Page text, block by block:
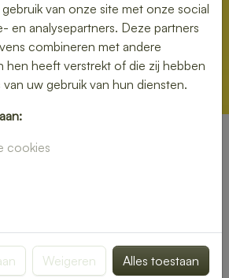
in Limburg
en snel. Of u nu thuis bent, op
lunch op locatie. Van ambachtelijk
van onze site met onze social
en analysepartners. Deze partners
combineren met andere
hen heeft verstrekt of die zij hebben
uw gebruik van hun diensten.
cookies
Weigeren Alles toestaan